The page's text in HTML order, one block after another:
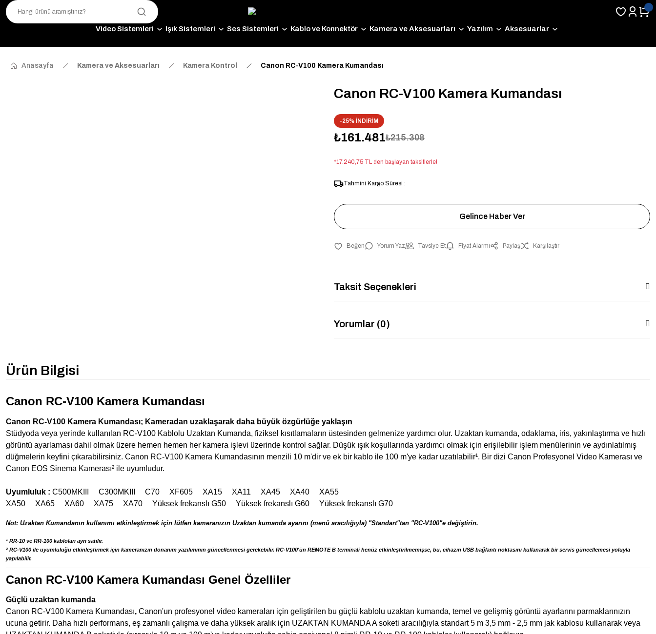
Video Sistemleri Işık Sistemleri Ses Sistemleri Kablo ve Konnektör Kamera ve Aksesuarları Yazılım Aksesuarlar
Anasayfa Kamera ve Aksesuarları Kamera Kontrol Canon RC-V100 Kamera Kumandası
Canon RC-V100 Kamera Kumandası
-25% İNDİRİM
₺161.481₺215.308
*17.240,75 TL den başlayan taksitlerle!
Tahmini Kargo Süresi :
Gelince Haber Ver
Yorum Yaz Tavsiye Et Fiyat Alarmı Paylaş Karşılaştır
Taksit Seçenekleri
Yorumlar (0)
Ürün Bilgisi
Canon RC-V100 Kamera Kumandası
Canon RC-V100 Kamera Kumandası; Kameradan uzaklaşarak daha büyük özgürlüğe yaklaşın
Stüdyoda veya yerinde kullanılan RC-V100 Kablolu Uzaktan Kumanda, fiziksel kısıtlamaların üstesinden gelmenize yardımcı olur. Uzaktan kumanda, odaklama, iris, yakınlaştırma ve hızlı
görüntü ayarlaması dahil olmak üzere hemen hemen her kamera işlevi üzerinde kontrol sağlar. Düşük ışık koşullarında yardımcı olmak için erişilebilir işlem menülerinin ve aydınlatılmış
düğmelerin keyfini çıkarabilirsiniz. Canon RC-V100 Kamera Kumandasının menzili 10 m'dir ve ek bir kablo ile 100 m'ye kadar uzatılabilir¹. Bir dizi Canon Profesyonel Video Kamerası ve
Canon EOS Sinema Kamerası² ile uyumludur.
Uyumluluk : C500MKIII C300MKIII C70 XF605 XA15 XA11 XA45 XA40 XA55
XA50 XA65 XA60 XA75 XA70 Yüksek frekanslı G50 Yüksek frekanslı G60 Yüksek frekanslı G70
Not: Uzaktan Kumandanın kullanımı etkinleştirmek için lütfen kameranızın Uzaktan kumanda ayarını (menü aracılığıyla) "Standart"tan "RC-V100"e değiştirin.
¹ RR-10 ve RR-100 kabloları ayrı satılır.
² RC-V100 ile uyumluluğu etkinleştirmek için kameranızın donanım yazılımının güncellenmesi gerekebilir. RC-V100'ün REMOTE B terminali henüz etkinleştirilmemişse, bu, cihazın USB bağlantı noktasını kullanarak bir servis güncellemesi yoluyla
yapılabilir.
Canon RC-V100 Kamera Kumandası Genel Özelliler
Güçlü uzaktan kumanda
Canon RC-V100 Kamera Kumandası, Canon'un profesyonel video kameraları için geliştirilen bu güçlü kablolu uzaktan kumanda, temel ve gelişmiş görüntü ayarlarını parmaklarınızın
ucuna getirir. Daha hızlı performans, eş zamanlı çalışma ve daha yüksek aralık için UZAKTAN KUMANDA A soketi aracılığıyla standart 5 m 3,5 mm - 2,5 mm jak kablosu kullanarak veya